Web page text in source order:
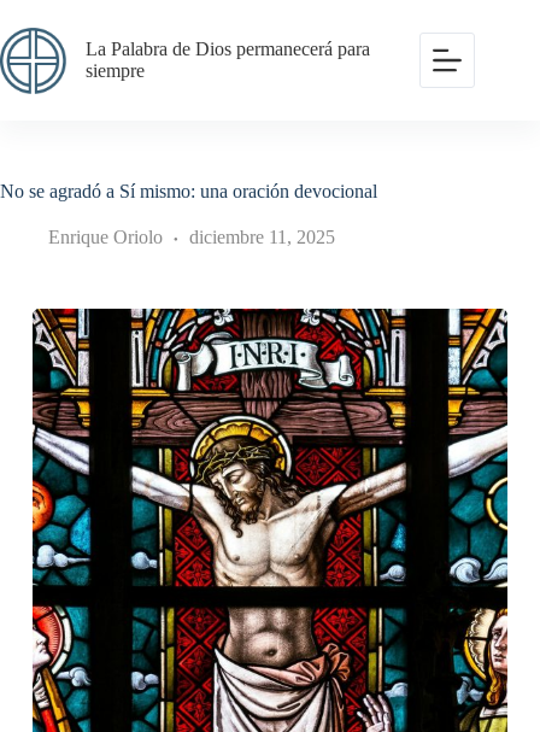
al
contenido
La Palabra de Dios permanecerá para
siempre
No se agradó a Sí mismo: una oración devocional
Enrique Oriolo diciembre 11, 2025